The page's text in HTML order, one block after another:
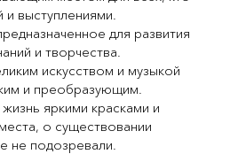
и выступлениями.
для развития
и творчества.
искусством и музыкой
и преобразующим.
яркими красками и
о существовании
не подозревали.